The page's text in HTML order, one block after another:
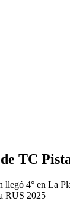
TC
4° en La
RUS 2025